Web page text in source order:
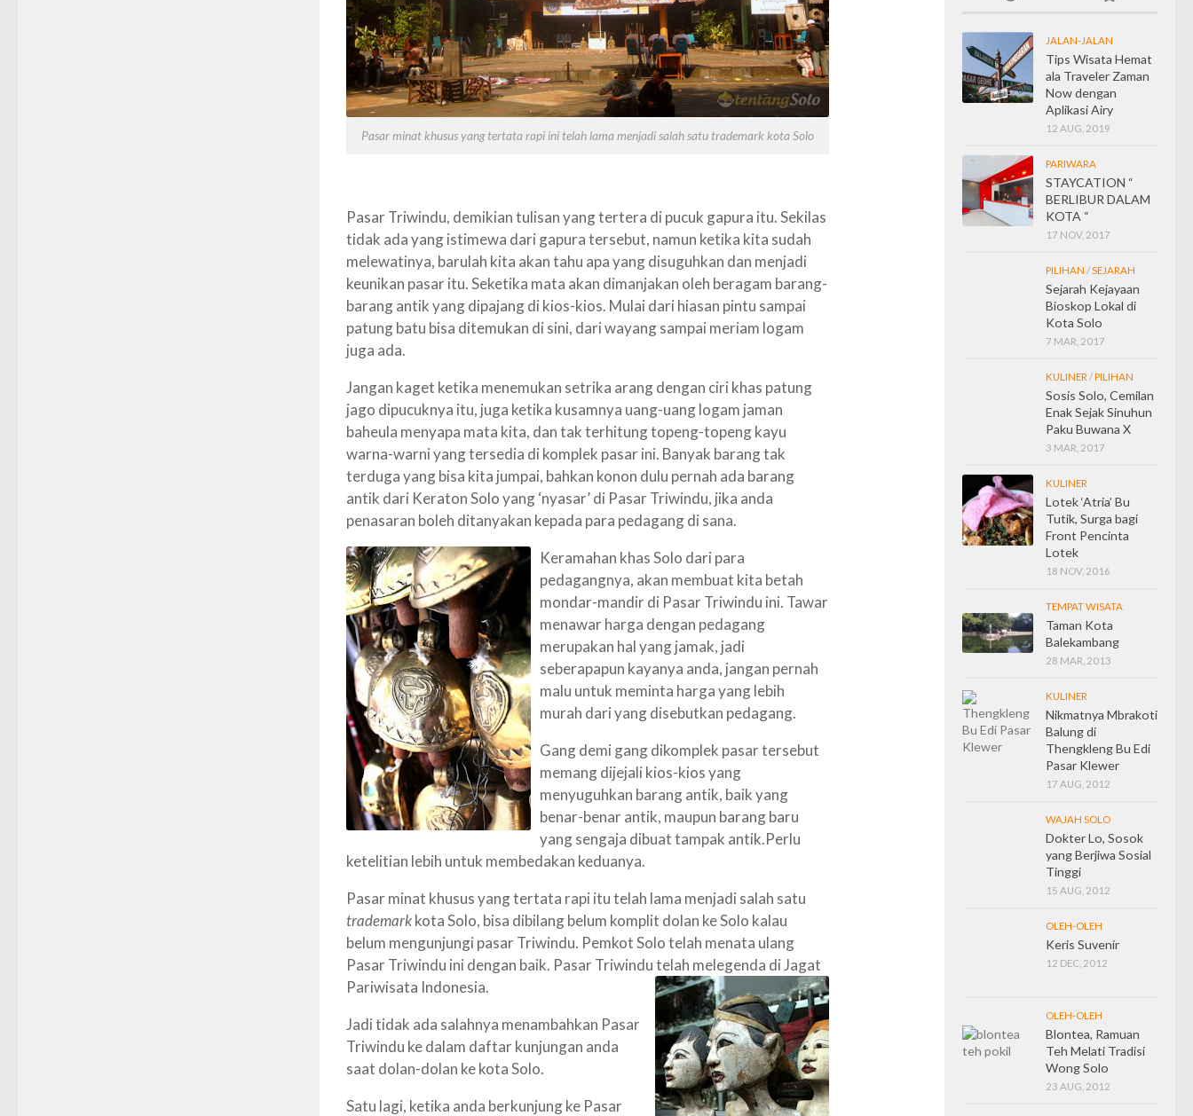
Pasar minat khusus yang tertata rapi ini telah lama menjadi salah satu trademark kota Solo
Pasar Triwindu, demikian tulisan yang tertera di pucuk gapura itu. Sekilas
tidak ada yang istimewa dari gapura tersebut, namun ketika kita sudah
melewatinya, barulah kita akan tahu apa yang disuguhkan dan menjadi
keunikan pasar itu. Seketika mata akan dimanjakan oleh beragam barang-
barang antik yang dipajang di kios-kios. Mulai dari hiasan pintu sampai
patung batu bisa ditemukan di sini, dari wayang sampai meriam logam
juga ada.
Jangan kaget ketika menemukan setrika arang dengan ciri khas patung
jago dipucuknya itu, juga ketika kusamnya uang-uang logam jaman
baheula menyapa mata kita, dan tak terhitung topeng-topeng kayu
warna-warni yang tersedia di komplek pasar ini. Banyak barang tak
terduga yang bisa kita jumpai, bahkan konon dulu pernah ada barang
antik dari Keraton Soloyang ‘nyasar’ di PasarTriwindu, jika anda
penasaran boleh ditanyakan kepada para pedagang di sana.
Keramahan khas Solo dari para
pedagangnya, akan membuat kita betah
mondar-mandir di Pasar Triwindu ini. Tawar
menawar harga dengan pedagang
merupakan hal yang jamak, jadi
seberapapun kayanya anda, jangan pernah
malu untuk meminta harga yang lebih
murah dari yang disebutkan pedagang.
Gang demi gang dikomplek pasar tersebut
memang dijejali kios-kios yang
menyuguhkan barang antik, baik yang
benar-benar antik, maupun barangbaru
yang sengaja dibuat tampak antik.Perlu
ketelitian lebih untuk membedakan keduanya.
Pasar minat khusus yang tertata rapi itu telah lama menjadi salah satu
trademarkkota Solo, bisa dibilang belum komplit dolan ke Solo kalau
belum mengunjungi pasar Triwindu. Pemkot Solo telah menata ulang
Pasar Triwindu ini dengan baik. Pasar Triwindu telah melegenda di Jagat
Pariwisata Indonesia.
Jadi tidak ada salahnya menambahkan Pasar
Triwindu ke dalam daftar kunjungan anda
saat dolan-dolan ke kota Solo.
Satu lagi, ketika anda berkunjung ke Pasar
JALAN-JALAN
Tips Wisata Hemat
ala Traveler Zaman
Now dengan
Aplikasi Airy
12 AUG, 2019
PARIWARA
STAYCATION “
BERLIBUR DALAM
KOTA “
17 NOV, 2017
PILIHAN /SEJARAH
Sejarah Kejayaan
Bioskop Lokal di
Kota Solo
7 MAR, 2017
KULINER /PILIHAN
Sosis Solo, Cemilan
Enak Sejak Sinuhun
Paku Buwana X
3 MAR, 2017
KULINER
Lotek ‘Atria’ Bu
Tutik, Surga bagi
Front Pencinta
Lotek
18 NOV, 2016
TEMPAT WISATA
Taman Kota
Balekambang
28 MAR, 2013
KULINER
Nikmatnya Mbrakoti
Balung di
Thengkleng Bu Edi
Pasar Klewer
17 AUG, 2012
WAJAH SOLO
Dokter Lo, Sosok
yang Berjiwa Sosial
Tinggi
15 AUG, 2012
OLEH-OLEH
Keris Suvenir
12 DEC, 2012
OLEH-OLEH
Blontea, Ramuan
Teh Melati Tradisi
Wong Solo
23 AUG, 2012